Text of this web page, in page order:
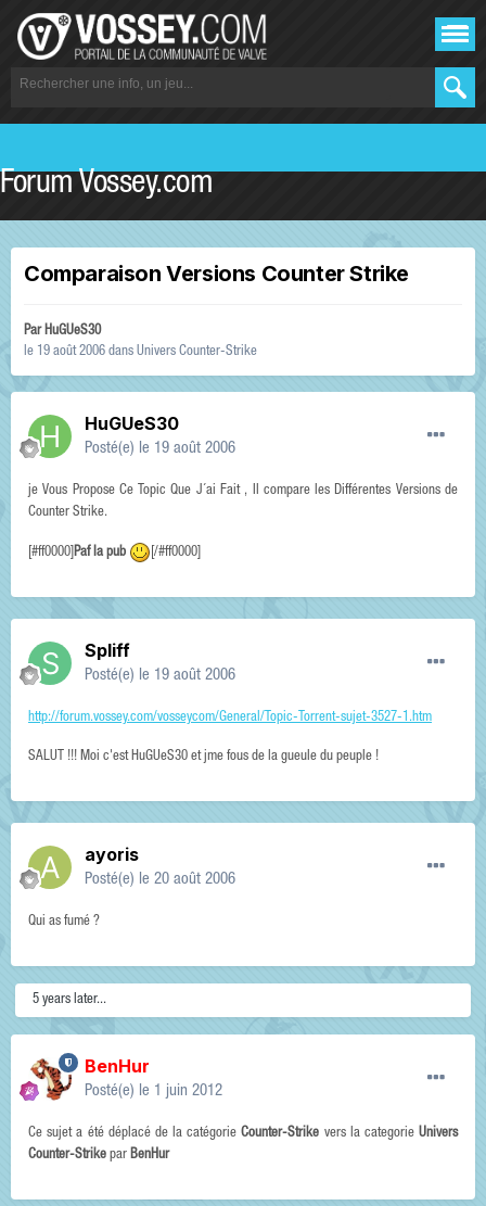
Forum Vossey.com
Comparaison Versions Counter Strike
ParHuGUeS30
le 19 août 2006 dans Univers Counter-Strike
HuGUeS30
Posté(e) le 19 août 2006
je Vous Propose Ce Topic Que J´ai Fait , Il compare les Différentes Versions de
Counter Strike.
[#ff0000] Paf la pub [/#ff0000]
Spliff
Posté(e) le 19 août 2006
http://forum.vossey.com/vosseycom/General/Topic-Torrent-sujet-3527-1.htm
SALUT !!! Moi c'est HuGUeS30 et jme fous de la gueule du peuple !
ayoris
Posté(e) le 20 août 2006
Qui as fumé ?
5 years later...
BenHur
Posté(e) le 1 juin 2012
Ce sujet a été déplacé de la catégorieCounter-Strike vers la categorieUnivers
Counter-Strike par BenHur